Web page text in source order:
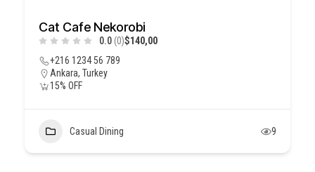
Cat Cafe Nekorobi
0.0 (0)$140,00
+216 1234 56 789
Ankara, Turkey
15% OFF
Casual Dining 9